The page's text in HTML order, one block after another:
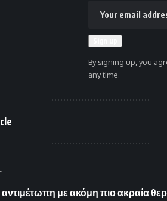
By signing up, you
any time.
με ακόμη πιο ακραία